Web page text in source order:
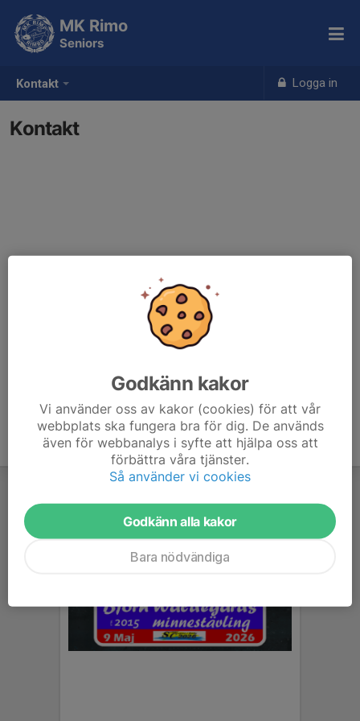
Kontakt Logga in
MK Rimo
Seniors
Kontakt
Godkänn kakor
Vi använder oss av kakor (cookies) för att vår
webbplats ska fungera bra för dig. De används
även för webbanalys i syfte att hjälpa oss att
förbättra våra tjänster.
Så använder vi cookies
Godkänn alla kakor
Bara nödvändiga